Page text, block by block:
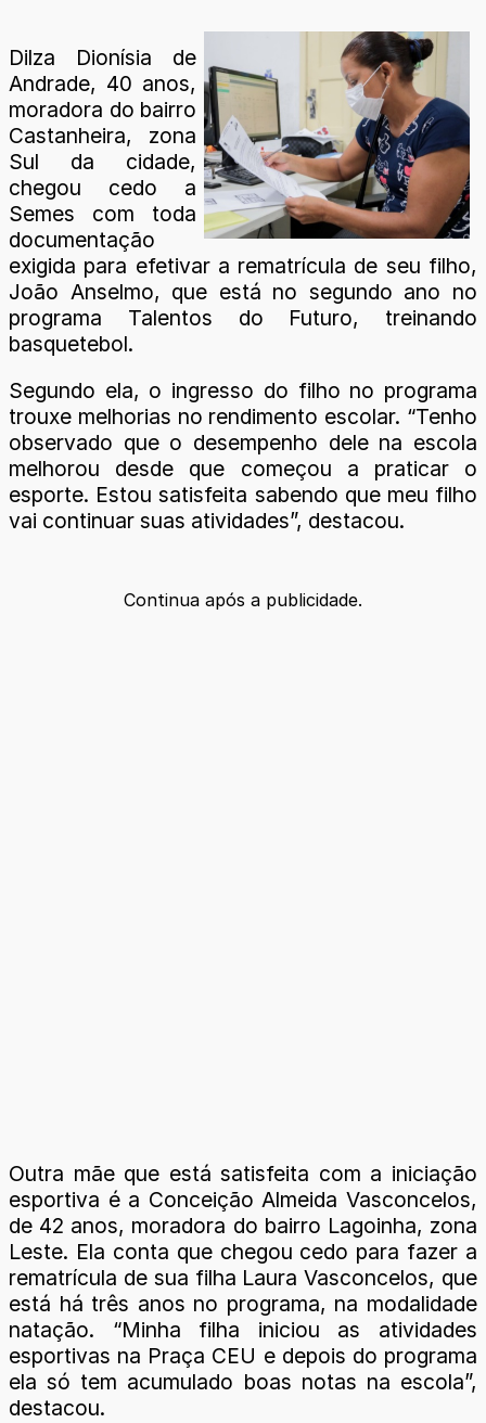
Dilza Dionísia de
Andrade, 40 anos,
moradora do bairro
Castanheira, zona
Sul da cidade,
chegou cedo a
Semes com toda
documentação
exigida para efetivar a rematrícula de seu filho,
João Anselmo, que está no segundo ano no
programa Talentos do Futuro, treinando
basquetebol.
Segundo ela, o ingresso do filho no programa
trouxe melhorias no rendimento escolar. “Tenho
observado que o desempenho dele na escola
melhorou desde que começou a praticar o
esporte. Estou satisfeita sabendo que meu filho
vai continuar suas atividades”, destacou.
Continua após a publicidade.
Outra mãe que está satisfeita com a iniciação
esportiva é a Conceição Almeida Vasconcelos,
de 42 anos, moradora do bairro Lagoinha, zona
Leste. Ela conta que chegou cedo para fazer a
rematrícula de sua filha Laura Vasconcelos, que
está há três anos no programa, na modalidade
natação. “Minha filha iniciou as atividades
esportivas na Praça CEU e depois do programa
ela só tem acumulado boas notas na escola”,
destacou.